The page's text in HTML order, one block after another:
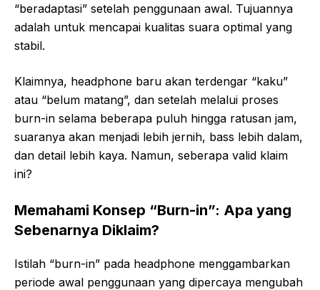
“beradaptasi” setelah penggunaan awal. Tujuannya
adalah untuk mencapai kualitas suara optimal yang
stabil.
Klaimnya, headphone baru akan terdengar “kaku”
atau “belum matang”, dan setelah melalui proses
burn-in selama beberapa puluh hingga ratusan jam,
suaranya akan menjadi lebih jernih, bass lebih dalam,
dan detail lebih kaya. Namun, seberapa valid klaim
ini?
Memahami Konsep “Burn-in”: Apa yang
Sebenarnya Diklaim?
Istilah “burn-in” pada headphone menggambarkan
periode awal penggunaan yang dipercaya mengubah